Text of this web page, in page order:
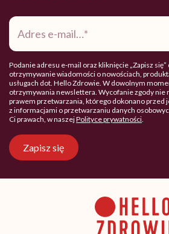
Adres
mail*
Podanie adresu e-mail oraz kliknięcie „Zapisz się”
otrzymywanie wiadomości o nowościach,
usługach dot. Hello Zdrowie. W dowolnym
otrzymywania newslettera. Wycofanie zgody nie
prawem przetwarzania, którego dokonano przed
z informacjami o przetwarzaniu danych
Ci prawach, w naszejPolityce prywatności.
Zapisz się